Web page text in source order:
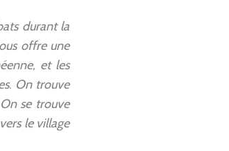
durant la
offre une
et les
On trouve
se trouve
le village